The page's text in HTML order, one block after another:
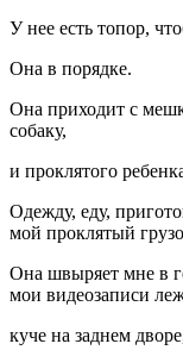
У нее есть топор,
Она в порядке.
Она приходит с
собаку,
и проклятого
Одежду, еду,
мой проклятый
Она швыряет мне в
мои видеозаписи
куче на заднем